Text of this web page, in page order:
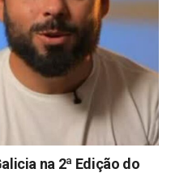
na 2ª Edição do